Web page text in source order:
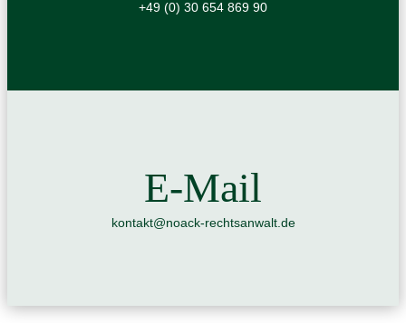
+49 (0) 30 654 869 90
E-Mail
kontakt@noack-rechtsanwalt.de